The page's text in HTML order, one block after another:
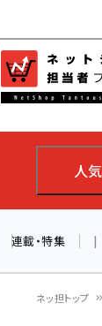
人
連載・特集 |
ネッ担トップ